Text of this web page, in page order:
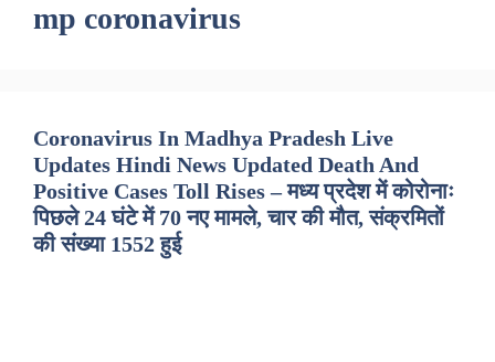
mp coronavirus
Coronavirus In Madhya Pradesh Live
Updates Hindi News Updated Death And
Positive Cases Toll Rises – मध्य प्रदेश में कोरोनाः
पिछले 24 घंटे में 70 नए मामले, चार की मौत, संक्रमितों
की संख्या 1552 हुई